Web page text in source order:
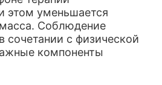
этом уменьшается
Соблюдение
сочетании с физической
компоненты